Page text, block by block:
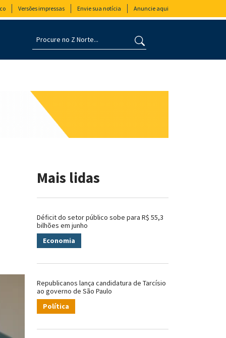
Versões impressas Envie sua notícia Anuncie aqui
Mais lidas
Déficit do setor público sobe para R$ 55,3
bilhões em junho
Economia
Republicanos lança candidatura de Tarcísio
ao governo de São Paulo
Política